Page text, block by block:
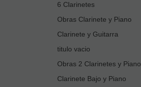
6 Clarinetes
Obras Clarinete y Piano
Clarinete y Guitarra
titulo vacio
Obras 2 Clarinetes y Piano
Clarinete Bajo y Piano